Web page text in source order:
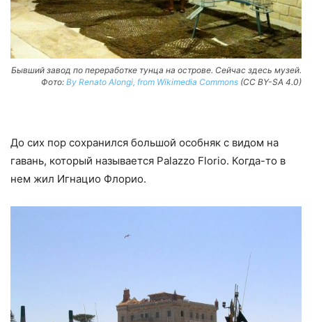
Бывший завод по переработке тунца на острове. Сейчас здесь музей.
Фото: By Renato Alongi, from Wikimedia Commons (CC BY-SA 4.0)
До сих пор сохранился большой особняк с видом на
гавань, который называется Palazzo Florio. Когда-то в
нем жил Игнацио Флорио.